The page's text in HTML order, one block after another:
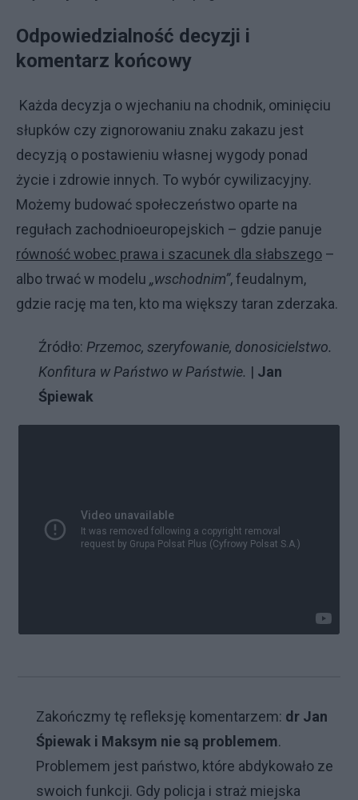
Odpowiedzialność decyzji i
komentarz końcowy
Każda decyzja o wjechaniu na chodnik, ominięciu
słupków czy zignorowaniu znaku zakazu jest
decyzją o postawieniu własnej wygody ponad
życie i zdrowie innych. To wybór cywilizacyjny.
Możemy budować społeczeństwo oparte na
regułach zachodnioeuropejskich – gdzie panuje
równość wobec prawa i szacunek dla słabszego –
albo trwać w modelu „wschodnim”, feudalnym,
gdzie rację ma ten, kto ma większy taran zderzaka.
Źródło: Przemoc, szeryfowanie, donosicielstwo.
Konfitura w Państwo w Państwie. | Jan
Śpiewak
Zakończmy tę refleksję komentarzem: dr Jan
Śpiewak i Maksym nie są problemem.
Problemem jest państwo, które abdykowało ze
swoich funkcji. Gdy policja i straż miejska